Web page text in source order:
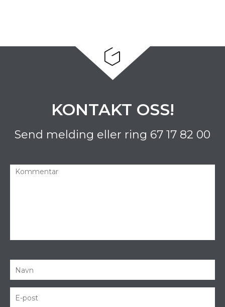
KONTAKT OSS!
Send melding eller ring 67 17 82 00